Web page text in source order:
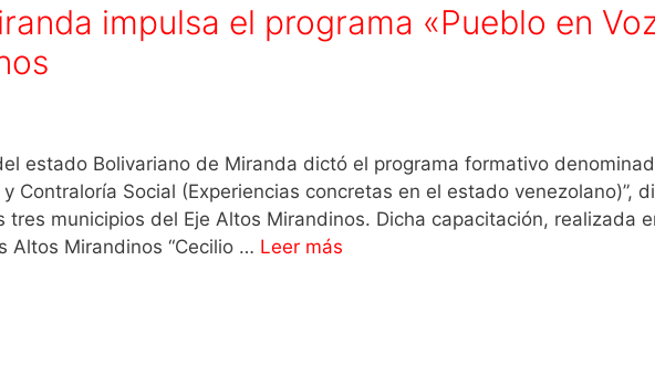
impulsa el programa «Pueblo en
estado Bolivariano de Miranda dictó el programa formativo
Contraloría Social (Experiencias concretas en el estado venezolano)”,
tres municipios del Eje Altos Mirandinos. Dicha capacitación, realizada
Altos Mirandinos “Cecilio … Leer más